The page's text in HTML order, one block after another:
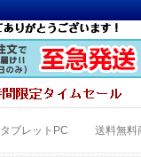
タブレットPC 送料無料